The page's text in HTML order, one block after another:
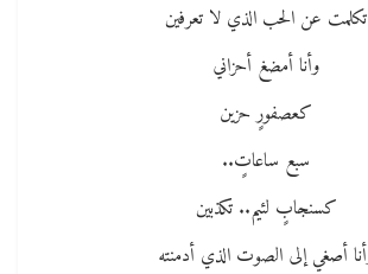
تكلمت عن الحب الذي لا تعرفين
وأنا أمضغ أحزاني
كعصفورٍ حزين
سبع ساعاتٍ..
كسنجابٍ لئيم.. تكذبين
أصغي إلى الصوت الذي أدمنته